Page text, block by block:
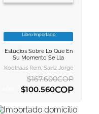
VER INFORMACION
AGREGAR AL
Libro Importado
Estudios Sobre Lo Que En
Su Momento Se Lla
Koolhaas Rem, Sainz Jorge
$167.600COP
$100.560COP
AGREGAR AL CARRITO